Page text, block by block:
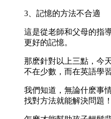
3、記憶的方法不合適
這是從老師和父母的指
更好的記憶。
那麽針對以上三點，今
不在少數，而在英語學
我們知道，無論什麽事
找對方法就能解決問題！